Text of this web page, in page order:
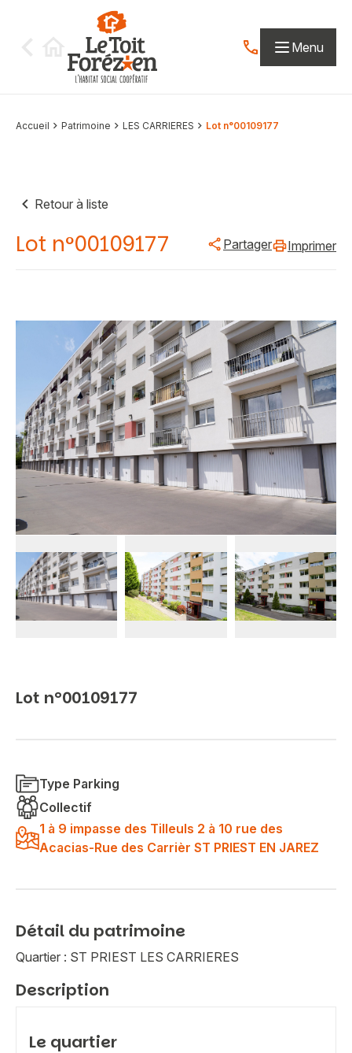
Contactez-nous
Menu
Accueil Patrimoine LES CARRIERES Lot n°00109177
Retour à liste
Lot n°00109177 Partager Imprimer
Lot n°00109177
Type Parking
Collectif
1 à 9 impasse des Tilleuls 2 à 10 rue des
Acacias-Rue des Carrièr ST PRIEST EN JAREZ
Détail du patrimoine
Quartier : ST PRIEST LES CARRIERES
Description
Le quartier